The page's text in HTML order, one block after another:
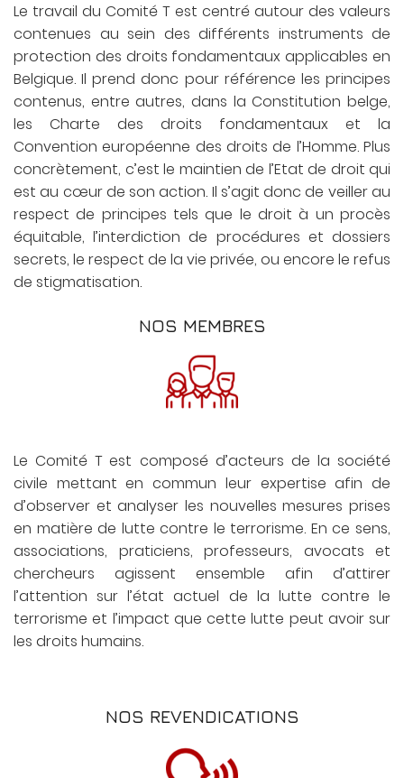
Le travail du Comité T est centré autour des valeurs
contenues au sein des différents instruments de
protection des droits fondamentaux applicables en
Belgique. Il prend donc pour référence les principes
contenus, entre autres, dans la Constitution belge,
les Charte des droits fondamentaux et la
Convention européenne des droits de l’Homme. Plus
concrètement, c’est le maintien de l’Etat de droit qui
est au cœur de son action. Il s’agit donc de veiller au
respect de principes tels que le droit à un procès
équitable, l’interdiction de procédures et dossiers
secrets, le respect de la vie privée, ou encore le refus
de stigmatisation.
NOS MEMBRES
Le Comité T est composé d’acteurs de la société
civile mettant en commun leur expertise afin de
d’observer et analyser les nouvelles mesures prises
en matière de lutte contre le terrorisme. En ce sens,
associations, praticiens, professeurs, avocats et
chercheurs agissent ensemble afin d’attirer
l’attention sur l’état actuel de la lutte contre le
terrorisme et l’impact que cette lutte peut avoir sur
les droits humains.
NOS REVENDICATIONS